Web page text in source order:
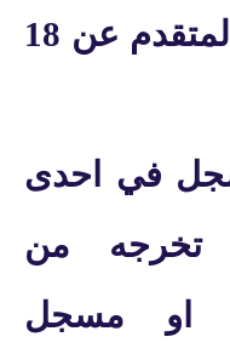
ان لايقل عمر المتقدم عن 18
في احدى
تخرجه من
او مسجل